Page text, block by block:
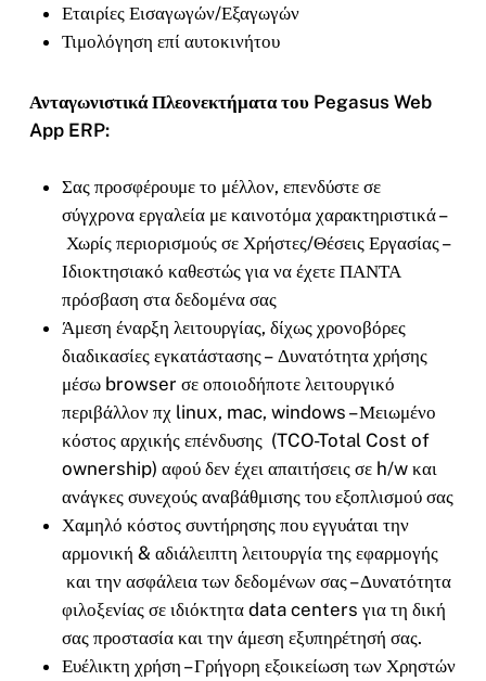
Εταιρίες Εισαγωγών/Εξαγωγών
Τιμολόγηση επί αυτοκινήτου
Ανταγωνιστικά Πλεονεκτήματα του Pegasus Web
App ERP:
Σας προσφέρουμε το μέλλον, επενδύστε σε
σύγχρονα εργαλεία με καινοτόμα χαρακτηριστικά –
Χωρίς περιορισμούς σε Χρήστες/Θέσεις Εργασίας –
Ιδιοκτησιακό καθεστώς για να έχετε ΠΑΝΤΑ
πρόσβαση στα δεδομένα σας
Άμεση έναρξη λειτουργίας, δίχως χρονοβόρες
διαδικασίες εγκατάστασης – Δυνατότητα χρήσης
μέσω browser σε οποιοδήποτε λειτουργικό
περιβάλλον πχ linux, mac, windows – Μειωμένο
κόστος αρχικής επένδυσης (TCO-Total Cost of
ownership) αφού δεν έχει απαιτήσεις σε h/w και
ανάγκες συνεχούς αναβάθμισης του εξοπλισμού σας
Χαμηλό κόστος συντήρησης που εγγυάται την
αρμονική & αδιάλειπτη λειτουργία της εφαρμογής
και την ασφάλεια των δεδομένων σας – Δυνατότητα
φιλοξενίας σε ιδιόκτητα data centers για τη δική
σας προστασία και την άμεση εξυπηρέτησή σας.
Ευέλικτη χρήση – Γρήγορη εξοικείωση των Χρηστών